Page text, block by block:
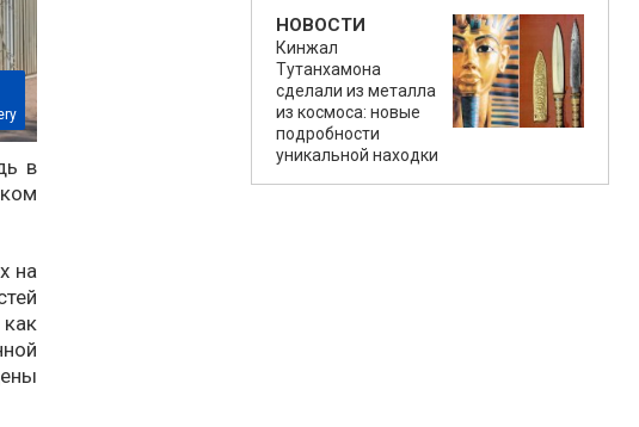
в
на
НОВОСТИ
Кинжал
Тутанхамона
сделали из металла
из космоса: новые
подробности
уникальной находки